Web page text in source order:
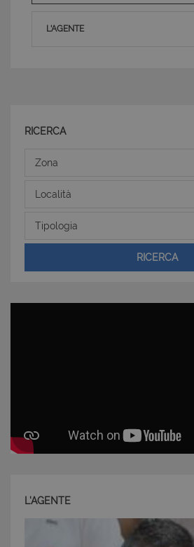
L'AGENTE
RICERCA
Zona
Località
Tipologia
RICERCA
L'AGENTE